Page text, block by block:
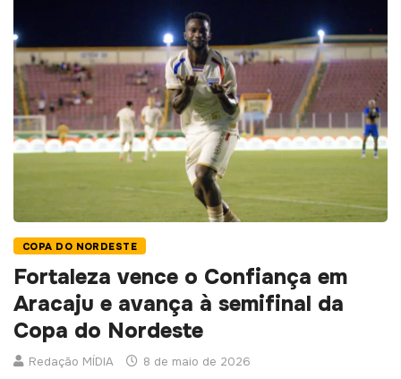
COPA DO NORDESTE
Fortaleza vence o Confiança em
Aracaju e avança à semifinal da
Copa do Nordeste
Redação MÍDIA 8 de maio de 2026